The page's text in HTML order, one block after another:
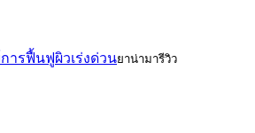
ารฟื้นฟูผิวเร่งด่วนยาน่ามารีวิว